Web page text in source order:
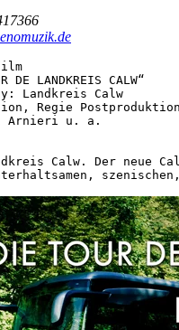
LANDKREIS CALW“
Landkreis Calw
Arnieri u. a.
Calw. Der neue